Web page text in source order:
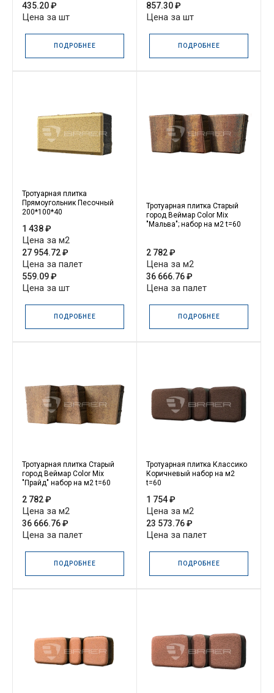
435.20 ₽
Цена за шт
ПОДРОБНЕЕ
857.30 ₽
Цена за шт
ПОДРОБНЕЕ
Тротуарная плитка
Прямоугольник Песочный
200*100*40
1 438 ₽
Цена за м2
27 954.72 ₽
Цена за палет
559.09 ₽
Цена за шт
ПОДРОБНЕЕ
Тротуарная плитка Старый
город Веймар Color Mix
"Мальва"; набор на м2 t=60
2 782 ₽
Цена за м2
36 666.76 ₽
Цена за палет
ПОДРОБНЕЕ
Тротуарная плитка Старый
город Веймар Color Mix
"Прайд" набор на м2 t=60
2 782 ₽
Цена за м2
36 666.76 ₽
Цена за палет
ПОДРОБНЕЕ
Тротуарная плитка Классико
Коричневый набор на м2
t=60
1 754 ₽
Цена за м2
23 573.76 ₽
Цена за палет
ПОДРОБНЕЕ